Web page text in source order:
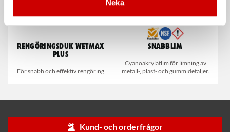
Neka
Rengöringsduk Wetmax
Plus
För snabb och effektiv rengöring
Snabblim
Cyanoakrylatlim för limning av
metall-, plast- och gummidetaljer.
Kund- och orderfrågor